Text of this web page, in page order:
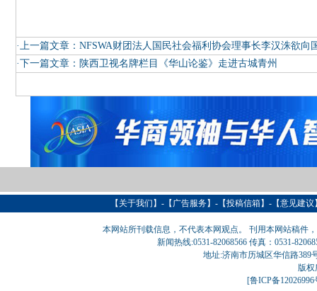
·上一篇文章： NFSWA财团法人国民社会福利协会理事长李汉洙欲向
·下一篇文章： 陕西卫视名牌栏目《华山论鉴》走进古城青州
【 关于我们 】-【 广告服务】-【投稿信箱】-【意见建
本网站所刊载信息，不代表本网观点。 刊用本网站稿件
新闻热线:0531-82068566 传真：0531-
地址:济南市历城区华信路389
版
[鲁ICP备12026996